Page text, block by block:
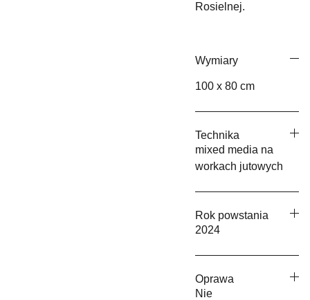
Rosielnej.
Wymiary
100 x 80 cm
Technika
mixed media na
workach jutowych
Rok powstania
2024
Oprawa
Nie